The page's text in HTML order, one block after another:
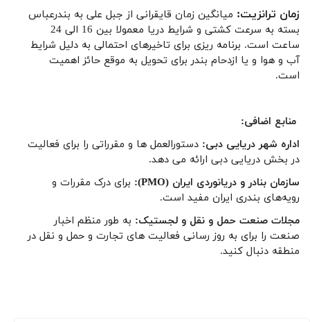
زمان ترانزیت: میانگین زمان قایقرانی از جبل علی به بندرعباس
بسته به سرعت کشتی و شرایط دریا معمولا بین 16 الی 24
ساعت است. برنامه ریزی برای تاخیرهای احتمالی به دلیل شرایط
آب و هوا و یا ازدحام بندر برای تحویل به موقع حائز اهمیت
است.
منابع اضافی:
اداره شهر دریایی دبی: دستورالعمل ها و مقرراتی را برای فعالیت
در بخش دریایی دبی ارائه می دهد.
سازمان بنادر و دریانوردی ایران (PMO):
برای درک مقررات و
رویه‌های بندری ایران مفید است.
مجلات صنعت حمل و نقل و لجستیک: به طور منظم اخبار
صنعت را برای به روز رسانی فعالیت های تجارت و حمل و نقل در
منطقه دنبال کنید.